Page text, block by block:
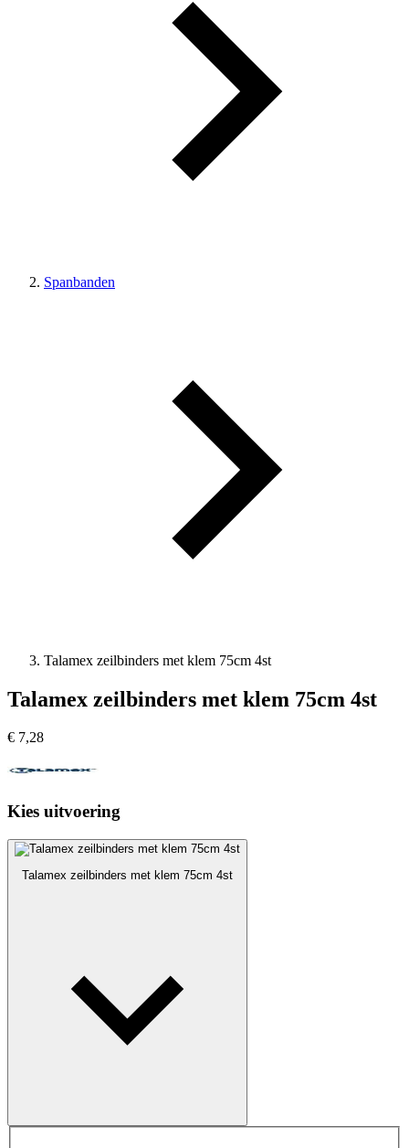
Spanbanden
Talamex zeilbinders met klem 75cm 4st
Talamex zeilbinders met klem 75cm 4st
€ 7,28
Kies uitvoering
Talamex zeilbinders met klem 75cm 4st